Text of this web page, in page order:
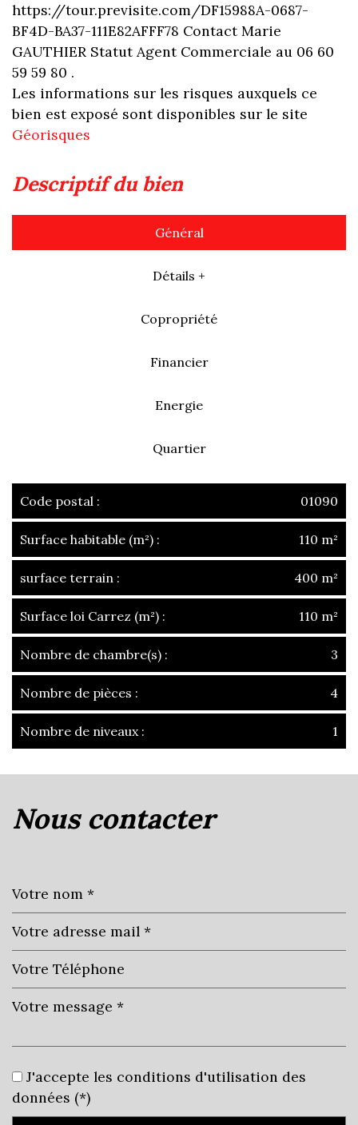
https://tour.previsite.com/DF15988A-0687-
BF4D-BA37-111E82AFFF78 Contact Marie
GAUTHIER Statut Agent Commerciale au 06 60
59 59 80 .
Les informations sur les risques auxquels ce
bien est exposé sont disponibles sur le site
Géorisques
descriptif du bien
Général
Détails +
Copropriété
Financier
Energie
Quartier
Code postal : 01090
Surface habitable (m²) : 110 m²
surface terrain : 400 m²
Surface loi Carrez (m²) : 110 m²
Nombre de chambre(s) : 3
Nombre de pièces : 4
Nombre de niveaux : 1
École maternelle
École primaire
nous contacter
J'accepte les conditions d'utilisation des
données (*)